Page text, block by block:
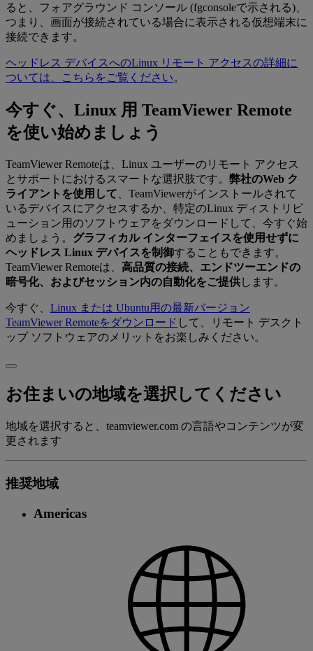
ると、フォアグラウンド コンソール (fgconsoleで示される)、
つまり、画面が接続されている場合に表示される仮想端末に
接続できます。
ヘッドレス デバイスへのLinux リモート アクセスの詳細に
ついては、こちらをご覧ください。
今すぐ、Linux 用 TeamViewer Remote
を使い始めましょう
TeamViewer Remoteは、Linux ユーザーのリモート アクセス
とサポートにおけるスマートな選択肢です。 弊社のWeb ク
ライアントを使用して 、TeamViewerがインストールされて
いるデバイスにアクセスするか、特定のLinux ディストリビ
ューション用のソフトウェアをダウンロードして、今すぐ始
めましょう。 グラフィカル インターフェイスを使用せずに
ヘッドレス Linux デバイスを制御することもできます。
TeamViewer Remoteは、 高品質の接続、エンドツーエンドの
暗号化、およびセッション内の自動化をご提供します。
今すぐ、 Linux または Ubuntu用の最新バージョン
TeamViewer Remoteをダウンロード して、リモート デスクト
ップ ソフトウェアのメリットをお楽しみください。
お住まいの地域を選択してください
地域を選択すると、teamviewer.com の言語やコンテンツが変
更されます
推奨地域
Americas